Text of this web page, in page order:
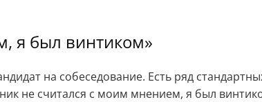
я был винтиком»
на собеседование. Есть ряд
не считался с моим мнением, я был